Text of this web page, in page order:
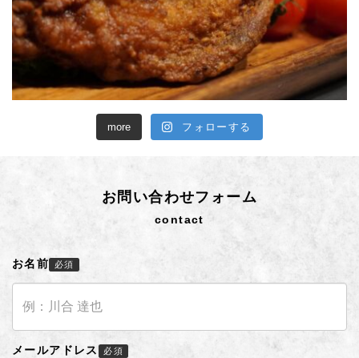
more フォローする
お問い合わせフォーム
contact
お名前 必須
メールアドレス 必須